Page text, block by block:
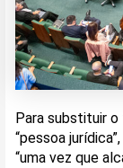
Para substituir
“pessoa
“uma vez que